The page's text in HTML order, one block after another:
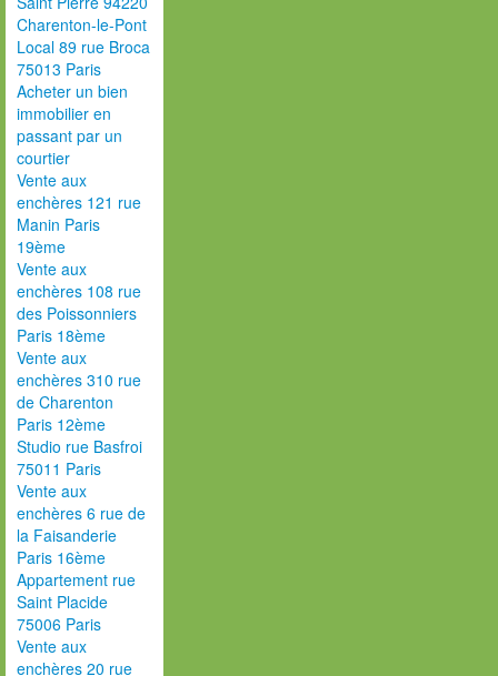
Charenton-le-Pont
Local 89 rue Broca
75013 Paris
Acheter un bien
immobilier en
passant par un
courtier
Vente aux
enchères 121 rue
Manin Paris
19ème
Vente aux
enchères 108 rue
des Poissonniers
Paris 18ème
Vente aux
enchères 310 rue
de Charenton
Paris 12ème
Studio rue Basfroi
75011 Paris
Vente aux
enchères 6 rue de
la Faisanderie
Paris 16ème
Appartement rue
Saint Placide
75006 Paris
Vente aux
enchères 20 rue